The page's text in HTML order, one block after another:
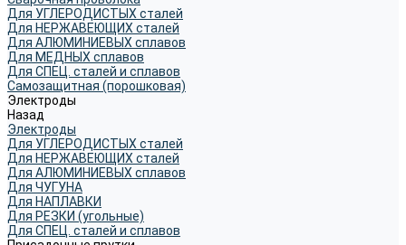
Для УГЛЕРОДИСТЫХ сталей
Для НЕРЖАВЕЮЩИХ сталей
Для АЛЮМИНИЕВЫХ сплавов
Для МЕДНЫХ сплавов
Для СПЕЦ. сталей и сплавов
Самозащитная (порошковая)
Электроды
Назад
Электроды
Для УГЛЕРОДИСТЫХ сталей
Для НЕРЖАВЕЮЩИХ сталей
Для АЛЮМИНИЕВЫХ сплавов
Для ЧУГУНА
Для НАПЛАВКИ
Для РЕЗКИ (угольные)
Для СПЕЦ. сталей и сплавов